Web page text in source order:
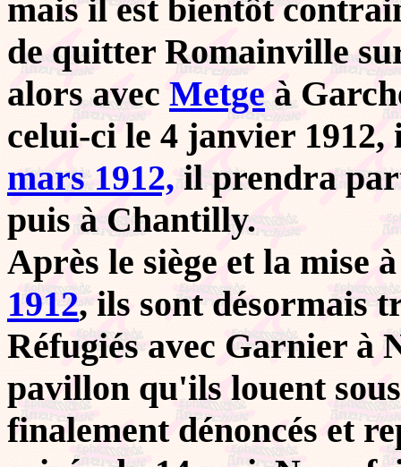
mais il est bientôt
de quitter Romainville
alors avec Metgeà
celui-ci le 4 janvier
mars 1912,il prendra
puis à Chantilly.
Après le siège et la mise
1912, ils sont désormais
Réfugiés avec Garnier à
pavillon qu'ils louent
finalement dénoncés et